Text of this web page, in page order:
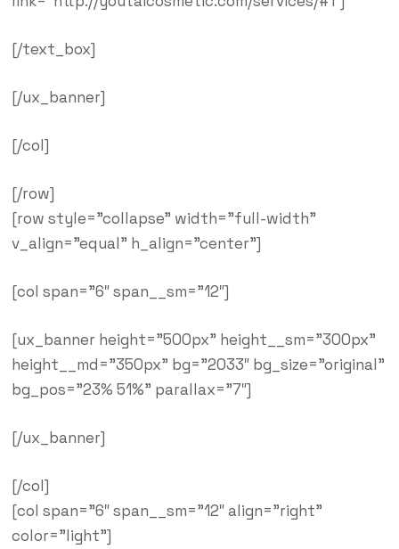
[/text_box]
[/ux_banner]
[/col]
[/row]
[row style=”collapse” width=”full-width”
v_align=”equal” h_align=”center”]
[col span=”6″ span__sm=”12″]
[ux_banner height=”500px” height__sm=”300px”
height__md=”350px” bg=”2033″ bg_size=”original”
bg_pos=”23% 51%” parallax=”7″]
[/ux_banner]
[/col]
[col span=”6″ span__sm=”12″ align=”right”
color=”light”]